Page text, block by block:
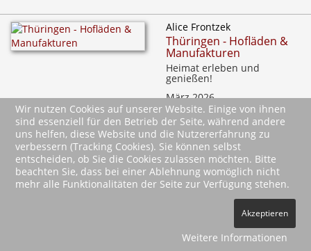
Alice Frontzek
Thüringen - Hofläden &
Manufakturen
Heimat erleben und
genießen!
März 2026
128 Abb., 14,8 x 21 cm
16,90 €
per Post bestellen
Kaufen Sie gerne direkt beim Erzeuger und legen Wert auf
Regionalität, Nachhaltigkeit und Qualität? Dieser Band stellt
Ihnen eine große Vielfalt an Hofläden und Manufakturen,
Bauernhöfen und Bioläden in Thüringen vor. Sie alle
Wir nutzen Cookies auf unserer Website. Einige von ihnen
sind essenziell für den Betrieb der Seite, während andere
uns helfen, diese Website und die Nutzererfahrung zu
verbessern (Tracking Cookies). Sie können selbst
entscheiden, ob Sie die Cookies zulassen möchten. Bitte
beachten Sie, dass bei einer Ablehnung womöglich nicht
mehr alle Funktionalitäten der Seite zur Verfügung stehen.
Akzeptieren
Weitere Informationen